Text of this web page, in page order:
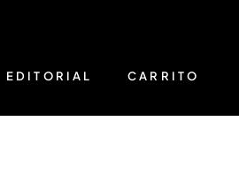
EDITORIAL CARRITO